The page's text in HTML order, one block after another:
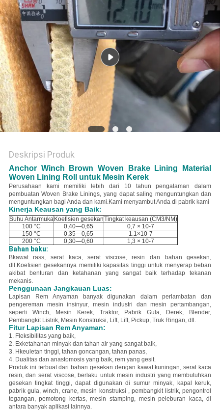
Deskripsi Produk
Anchor Winch Brown Woven Brake Lining Material
Woven Lining Roll untuk Mesin Kerek
Perusahaan kami memiliki lebih dari 10 tahun pengalaman dalam
pembuatan Woven Brake Linings, yang dapat saling menguntungkan dan
menguntungkan bagi Anda dan kami.Kami menyambut Anda di pabrik kami
Kinerja Keausan yang Baik:
Suhu Antarmuka Koefisien gesekanTingkat keausan (CM3/NM)
100 °C
0,40—0,65
0,7 × 10-7
150 °C
0,35—0,65
1.1×10-7
200 °C
0,30—0,60 1,3 × 10-7
Bahan baku:
Bkawat rass, serat kaca, serat viscose, resin dan bahan gesekan,
dll.Koefisien gesekannya memiliki kapasitas tinggi untuk menyerap beban
akibat benturan dan ketahanan yang sangat baik terhadap tekanan
mekanis.
Penggunaan Jangkauan Luas:
Lapisan Rem Anyaman banyak digunakan dalam perlambatan dan
pengereman mesin insinyur, mesin industri dan mesin pertambangan,
seperti Winch, Mesin Kerek, Traktor, Pabrik Gula, Derek, Blender,
Pembangkit Listrik, Mesin Konstruksi, Lift, Lift, Pickup, Truk Ringan, dll.
Fitur Lapisan Rem Anyaman:
1. Fleksibilitas yang baik,
2. Exketahanan minyak dan tahan air yang sangat baik,
3. H keuletan tinggi, tahan goncangan, tahan panas,
4. Dualitas dan anastomosis yang baik, rem yang gesit.
Produk ini terbuat dari bahan gesekan dengan kawat kuningan, serat kaca
resin, dan serat viscose, berlaku untuk mesin industri yang membutuhkan
gesekan tingkat tinggi, dapat digunakan di sumur minyak, kapal keruk,
pabrik gula, winch, crane, mesin konstruksi , pembangkit listrik, pengontrol
tegangan, pemotong kertas, mesin stamping, mesin peleburan kaca, di
antara banyak aplikasi lainnya.